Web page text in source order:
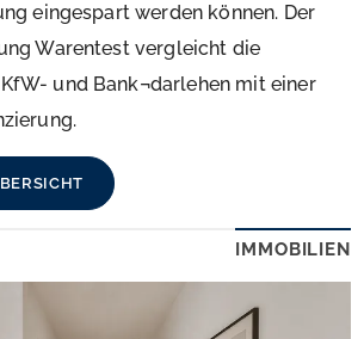
eingespart werden können. Der
Warentest vergleicht die
und Bank¬darlehen mit einer
IMMOBILIEN